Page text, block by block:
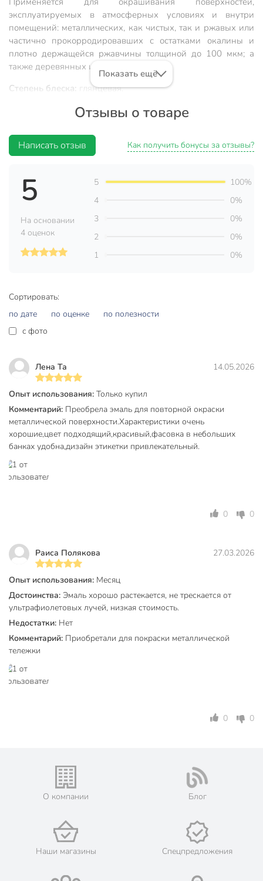
эксплуатируемых в атмосферных условиях и внутри
помещений: металлических, как чистых, так и ржавых или
частично прокорродировавших с остатками окалины и
плотно держащейся ржавчины толщиной до 100 мкм; а
также деревянных и минеральных.
Степень блеска: глянцевая.
суспензия пигментов и наполнителей в алкидном
лаке, модифицированном алкидной смолой, с
добавлением органических растворителей, сиккатива и
различных добавок целевого назначения.
Срок хранения
Расход:
при нанесении в 1 слой до - 200 г/ кв. м.
Быстро сохнет, экономит время (за счет сокращения
этапов работы при нанесении);
Наносится прямо на ржавчину;
Защищает от коррозии;
Экономичный расход.
Техническая информация
Вес, кг
Минимальная температура
эксплуатации, °C
5 °C
Рекомендуемое количество слоев
2
Расход, кг/м2
Бренд
алкидный
Цвет
Назначение
дерево
нержавеющая
влагостойкий
работ
Способ нанесения
кисть
банка
сольвент
Показать ещё
Отзывы о товаре
Написать отзыв Как получить бонусы за отзывы?
Сортировать:
по дате
по оценке
по полезности
c фото
Лена Та 14.05.2026
Опыт использования: Только купил
Комментарий: Преобрела эмаль для повторной окраски
металлической поверхности.Характеристики очень
хорошие,цвет подходящий,красивый,фасовка в небольших
банках удобна,дизайн этикетки привлекательный.
0 0
Раиса Полякова 27.03.2026
Опыт использования: Месяц
Достоинства: Эмаль хорошо растекается, не трескается от
ультрафиолетовых лучей, низкая стоимость.
Недостатки: Нет
Комментарий: Приобретали для покраски металлической
тележки
0 0
5
На основании
4 оценок
5
100%
4
0%
3
0%
2
0%
1
0%
О компании Блог
Наши магазины Спецпредложения